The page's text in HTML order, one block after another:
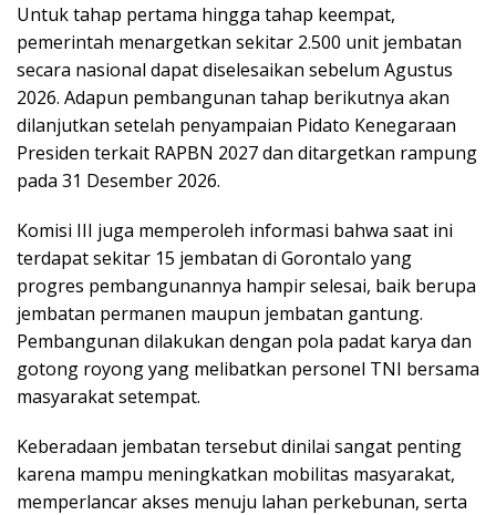
Untuk tahap pertama hingga tahap keempat,
pemerintah menargetkan sekitar 2.500 unit jembatan
secara nasional dapat diselesaikan sebelum Agustus
2026. Adapun pembangunan tahap berikutnya akan
dilanjutkan setelah penyampaian Pidato Kenegaraan
Presiden terkait RAPBN 2027 dan ditargetkan rampung
pada 31 Desember 2026.
Komisi III juga memperoleh informasi bahwa saat ini
terdapat sekitar 15 jembatan di Gorontalo yang
progres pembangunannya hampir selesai, baik berupa
jembatan permanen maupun jembatan gantung.
Pembangunan dilakukan dengan pola padat karya dan
gotong royong yang melibatkan personel TNI bersama
masyarakat setempat.
Keberadaan jembatan tersebut dinilai sangat penting
karena mampu meningkatkan mobilitas masyarakat,
memperlancar akses menuju lahan perkebunan, serta